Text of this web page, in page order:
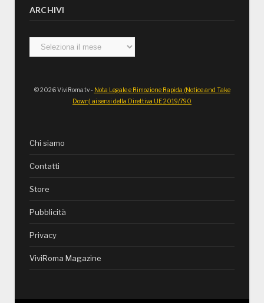
ARCHIVI
Archivi
© 2026 ViviRoma.tv - Nota Legale e Rimozione Rapida (Notice and Take
Down) ai sensi della Direttiva UE 2019/790
Chi siamo
Contatti
Store
Pubblicità
Privacy
ViviRoma Magazine